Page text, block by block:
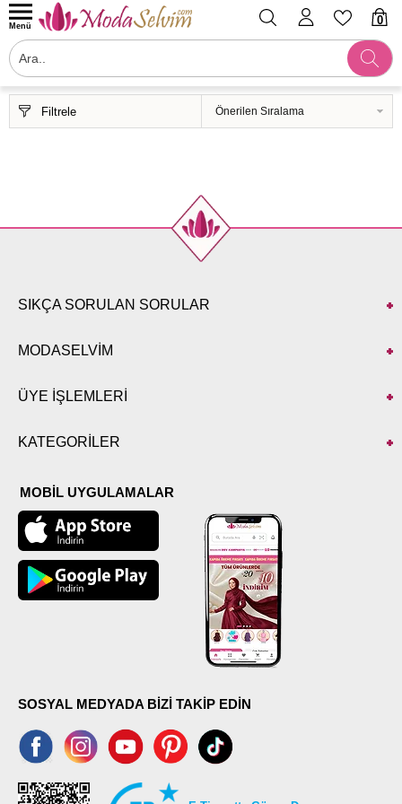
0
Menü
Filtrele
SIKÇA SORULAN SORULAR
MODASELVİM
ÜYE İŞLEMLERİ
KATEGORİLER
MOBİL UYGULAMALAR
SOSYAL MEDYADA BİZİ TAKİP EDİN